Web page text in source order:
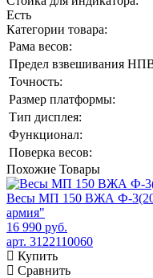
Есть
Категории товара:
Рама весов:
Предел взвешивания
Точность:
Размер платформы:
Тип дисплея:
Функционал:
Поверка весов:
Похожие Товары
Весы МП 150 ВЖА Ф-3(20/
армия"
16 990 руб.
арт. 3122110060
Купить
Сравнить